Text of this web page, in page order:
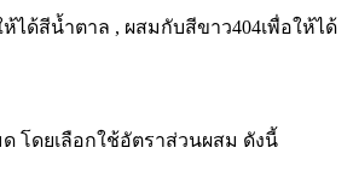
ด้สีน้ำตาล , ผสมกับสีขาว404เพื่อให้ได้
โดยเลือกใช้อัตราส่วนผสม ดังนี้